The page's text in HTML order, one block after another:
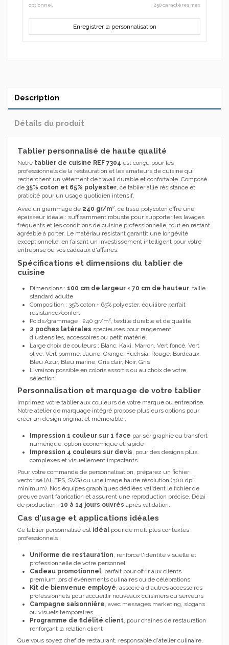
optionnel 250 caractères max
Enregistrer la personnalisation
Description
Détails du produit
Tablier personnalisé de haute qualité
Notre tablier de cuisine REF 7304 est conçu pour les
professionnels de la restauration et les amateurs de cuisine qui
recherchent un vêtement de travail durable et confortable. Composé
de 35% coton et 65% polyester, ce tablier allie résistance et
praticité pour un usage quotidien intensif.
Avec un grammage de 240 gr/m² , ce tissu polycoton offre une
épaisseur idéale : suffisamment robuste pour supporter les lavages
fréquents et les conditions de cuisine professionnelle, tout en restant
agréable à porter. Le matériau résistant garantit une longévité
exceptionnelle, en faisant un investissement intelligent pour votre
entreprise ou vos cadeaux d'affaires.
Spécifications et dimensions du tablier de
cuisine
Dimensions : 100 cm de largeur × 70 cm de hauteur , taille
standard adulte
Composition : 35% coton + 65% polyester, équilibre parfait
résistance/confort
Poids/grammage : 240 gr/m², textile durable et de qualité
2 poches latérales spacieuses pour rangement
d'ustensiles, accessoires ou petit matériel
Large choix de couleurs : Blanc, Kaki, Marron, Vert foncé, Vert
olive, Vert pomme, Jaune, Orange, Fuchsia, Rouge, Bordeaux,
Bleu Azur, Bleu marine, Gris clair, Noir, Gris
Livraison possible en coloris assortis ou au choix de votre
sélection
Personnalisation et marquage de votre tablier
Imprimez votre tablier aux couleurs de votre marque ou entreprise.
Notre atelier de marquage intégré propose plusieurs options pour
créer un design original et mémorable :
Impression 1 couleur sur 1 face par sérigraphie ou transfert
numérique, option économique et rapide
Impression 4 couleurs sur devis , pour des designs plus
complexes et visuellement impactants
Pour votre commande de personnalisation, préparez un fichier
vectorisé (AI, EPS, SVG) ou une image haute résolution (300 dpi
minimum). Nos équipes graphiques dédiées valident le fichier de
preuve avant fabrication et assurent une reproduction précise. Délai
de production : 10 à 14 jours ouvrés après validation.
Cas d'usage et applications idéales
Ce tablier personnalisé est idéal pour de multiples contextes
professionnels :
Uniforme de restauration, renforce l'identité visuelle et
professionnelle de votre personnel
Cadeau promotionnel, parfait pour offrir aux clients
premium lors d'événements culinaires ou de célébrations
Kit de bienvenue employé, associé à d'autres accessoires
professionnels pour accueillir nouveaux cuisiniers ou serveurs
Campagne saisonnière, avec messages marketing, slogans
ou visuels temporaires
Programme de fidélité client, pour chaînes de restauration
renforçant la relation client
Que vous soyez chef de restaurant, responsable d'atelier culinaire,